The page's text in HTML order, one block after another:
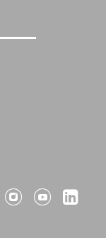
Suivez-nous
Suivez-